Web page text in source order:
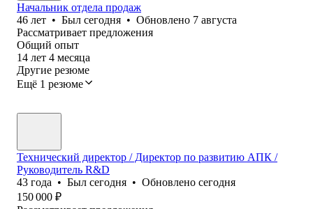
Начальник отдела продаж
46 лет • Был сегодня • Обновлено 7 августа
Рассматривает предложения
Общий опыт
14 лет 4 месяца
Другие резюме
Ещё 1 резюме
Технический директор / Директор по развитию АПК /
Руководитель R&D
43 года • Был сегодня • Обновлено сегодня
150 000 ₽